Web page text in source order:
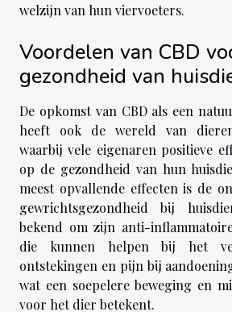
welzijn van hun viervoeters.
Voordelen van CBD
gezondheid van
De opkomst van CBD als een
heeft ook de wereld van
waarbij vele eigenaren positieve
op de gezondheid van hun
meest opvallende effecten is de
gewrichtsgezondheid bij
bekend om zijn anti-
die kunnen helpen bij het
ontstekingen en pijn bij
wat een soepelere beweging en
voor het dier betekent.